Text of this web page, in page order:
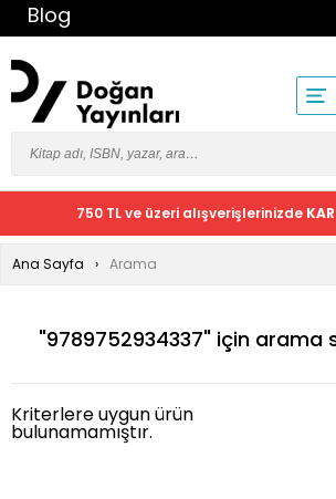
Blog
750 TL ve üzeri alışverişlerinizde
Ana Sayfa Arama
"9789752934337" için arama
Kriterlere uygun ürün
bulunamamıştır.